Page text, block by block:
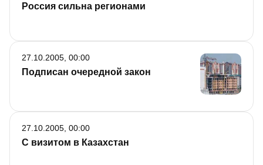
Россия сильна регионами
Подписан очередной закон
27.10.2005, 00:00
С визитом в Казахстан
27.10.2005, 00:00